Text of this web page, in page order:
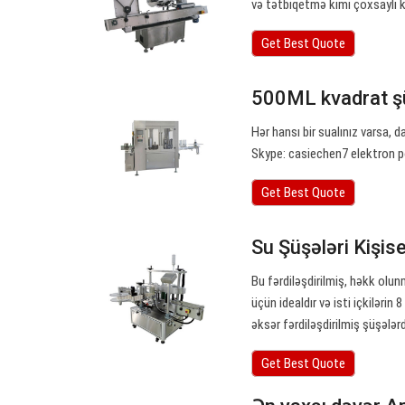
və tətbiqetmə kimi çoxsaylı
Get Best Quote
500ML kvadrat
Hər hansı bir sualınız
Skype: casiechen7 elektron
Get Best Quote
Su Şüşələri
Bu fərdiləşdirilmiş, həkk
üçün idealdır və isti içkilərin
əksər fərdiləşdirilmiş
Get Best Quote